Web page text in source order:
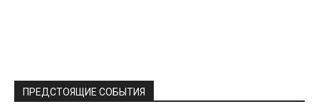
ПРЕДСТОЯЩИЕ СОБЫТИЯ